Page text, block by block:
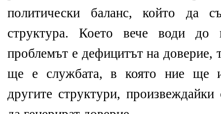
политически баланс, който да
структура. Което вече води до
проблемът е дефицитът на доверие,
ще е службата, в която ние ще
другите структури,